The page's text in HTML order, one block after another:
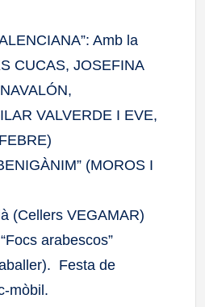
Amb la
CUCAS, JOSEFINA
VALVERDE I EVE,
(MOROS I
(Cellers VEGAMAR)
arabescos”
Festa de
mòbil.